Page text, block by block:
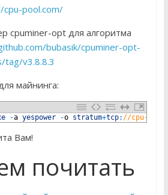
pool.com/
cpuminer-opt для алгоритма
bubasik/cpuminer-opt-
tag/v3.8.8.3
майнинга:
-a yespower -o stratum+tcp: //cpu-
Вам!
почитать